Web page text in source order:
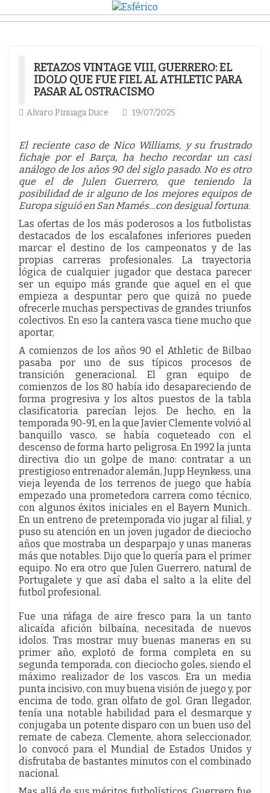
RETAZOS VINTAGE VIII, GUERRERO: EL
IDOLO QUE FUE FIEL AL ATHLETIC PARA
PASAR AL OSTRACISMO
Alvaro Pinuaga Duce 19/07/2025
El reciente caso de Nico Williams, y su frustrado
fichaje por el Barça, ha hecho recordar un casi
análogo de los años 90 del siglo pasado. No es otro
que el de Julen Guerrero, que teniendo la
posibilidad de ir alguno de los mejores equipos de
Europa siguió en San Mamés…con desigual fortuna.
Las ofertas de los más poderosos a los futbolistas
destacados de los escalafones inferiores pueden
marcar el destino de los campeonatos y de las
propias carreras profesionales. La trayectoria
lógica de cualquier jugador que destaca parecer
ser un equipo más grande que aquel en el que
empieza a despuntar pero que quizá no puede
ofrecerle muchas perspectivas de grandes triunfos
colectivos. En eso la cantera vasca tiene mucho que
aportar,
A comienzos de los años 90 el Athletic de Bilbao
pasaba por uno de sus típicos procesos de
transición generacional. El gran equipo de
comienzos de los 80 había ido desapareciendo de
forma progresiva y los altos puestos de la tabla
clasificatoria parecían lejos. De hecho, en la
temporada 90-91, en la que Javier Clemente volvió al
banquillo vasco, se había coqueteado con el
descenso de forma harto peligrosa. En 1992 la junta
directiva dio un golpe de mano: contratar a un
prestigioso entrenador alemán, Jupp Heynkess, una
vieja leyenda de los terrenos de juego que había
empezado una prometedora carrera como técnico,
con algunos éxitos iniciales en el Bayern Munich..
En un entreno de pretemporada vio jugar al filial, y
puso su atención en un joven jugador de dieciocho
años que mostraba un desparpajo y unas maneras
más que notables. Dijo que lo quería para el primer
equipo. No era otro que Julen Guerrero, natural de
Portugalete y que así daba el salto a la elite del
futbol profesional.
Fue una ráfaga de aire fresco para la un tanto
alicaída afición bilbaína, necesitada de nuevos
idolos. Tras mostrar muy buenas maneras en su
primer año, explotó de forma completa en su
segunda temporada, con dieciocho goles, siendo el
máximo realizador de los vascos. Era un media
punta incisivo, con muy buena visión de juego y, por
encima de todo, gran olfato de gol. Gran llegador,
tenía una notable habilidad para el desmarque y
conjugaba un potente disparo con un buen uso del
remate de cabeza. Clemente, ahora seleccionador,
lo convocó para el Mundial de Estados Unidos y
disfrutaba de bastantes minutos con el combinado
nacional.